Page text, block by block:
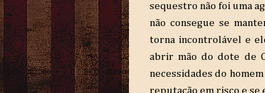
sequestro não foi uma
não consegue se
torna incontrolável e
abrir mão do dote de
necessidades do
reputação em risco e se